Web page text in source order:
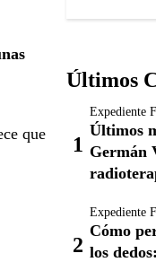
que
Últimos
Expediente
Últimos
Germán
Expediente
Cómo
los